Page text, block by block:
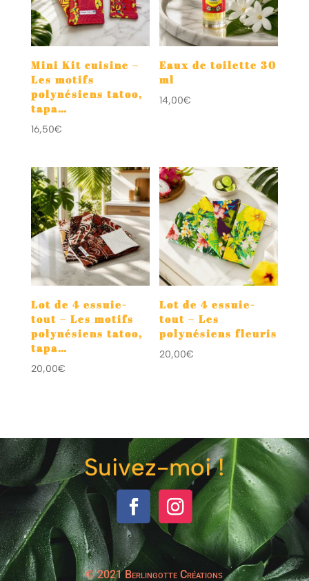
Mini Kit cuisine –
Les motifs
polynésiens tatoo,
tapa…
16,50€
Eaux de toilette 30
ml
14,00€
Lot de 4 essuie-
tout – Les motifs
polynésiens tatoo,
tapa…
20,00€
Lot de 4 essuie-
tout – Les
polynésiens fleuris
20,00€
Suivez-moi !
© 2021 Berlingotte Créations